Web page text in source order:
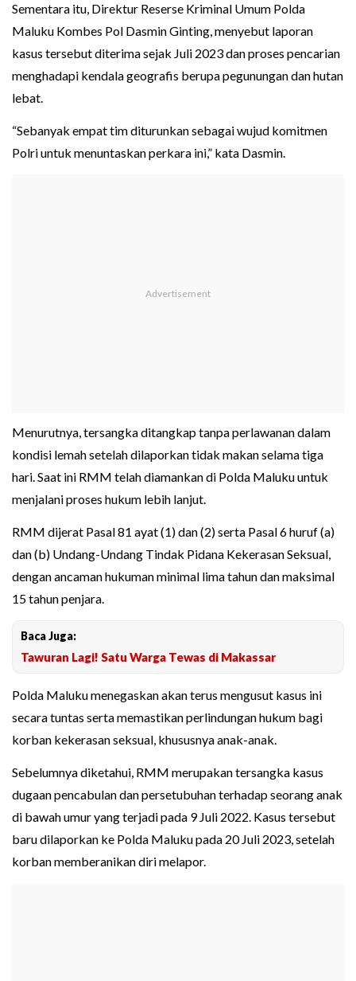
Sementara itu, Direktur Reserse Kriminal Umum Polda
Maluku Kombes Pol Dasmin Ginting, menyebut laporan
kasus tersebut diterima sejak Juli 2023 dan proses pencarian
menghadapi kendala geografis berupa pegunungan dan hutan
lebat.
“Sebanyak empat tim diturunkan sebagai wujud komitmen
Polri untuk menuntaskan perkara ini,” kata Dasmin.
Menurutnya, tersangka ditangkap tanpa perlawanan dalam
kondisi lemah setelah dilaporkan tidak makan selama tiga
hari. Saat ini RMM telah diamankan di Polda Maluku untuk
menjalani proses hukum lebih lanjut.
RMM dijerat Pasal 81 ayat (1) dan (2) serta Pasal 6 huruf (a)
dan (b) Undang-Undang Tindak Pidana Kekerasan Seksual,
dengan ancaman hukuman minimal lima tahun dan maksimal
15 tahun penjara.
Baca Juga:
Tawuran Lagi! Satu Warga Tewas di Makassar
Polda Maluku menegaskan akan terus mengusut kasus ini
secara tuntas serta memastikan perlindungan hukum bagi
korban kekerasan seksual, khususnya anak-anak.
Sebelumnya diketahui, RMM merupakan tersangka kasus
dugaan pencabulan dan persetubuhan terhadap seorang anak
di bawah umur yang terjadi pada 9 Juli 2022. Kasus tersebut
baru dilaporkan ke Polda Maluku pada 20 Juli 2023, setelah
korban memberanikan diri melapor.